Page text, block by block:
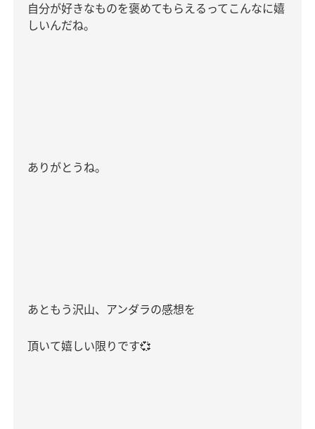
自分が好きなものを褒めてもらえるってこんなに嬉
しいんだね。
ありがとうね。
あともう沢山、アンダラの感想を
頂いて嬉しい限りです💞